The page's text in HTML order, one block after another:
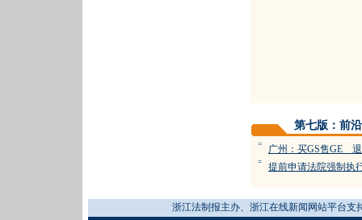
第七版：前沿
= 广州：买GS售GE
= 提前申请法院强制执
浙江法制报主办、浙江在线新闻网站平台